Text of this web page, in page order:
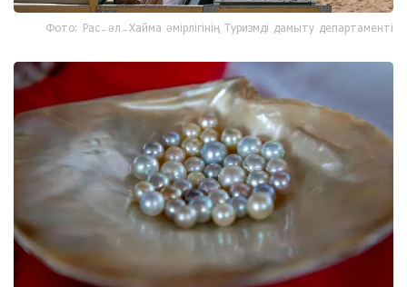
Фото: Рас-әл-Хайма әмірлігінің Туризмді дамыту департаменті